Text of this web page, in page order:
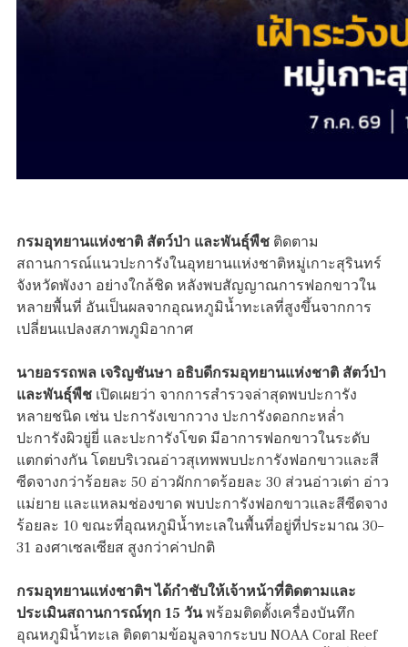
กรมอุทยานแห่งชาติ สัตว์ป่า และพันธุ์พืช ติดตาม
สถานการณ์แนวปะการังในอุทยานแห่งชาติหมู่เกาะสุรินทร์
จังหวัดพังงา อย่างใกล้ชิด หลังพบสัญญาณการฟอกขาวใน
หลายพื้นที่ อันเป็นผลจากอุณหภูมิน้ำทะเลที่สูงขึ้นจากการ
เปลี่ยนแปลงสภาพภูมิอากาศ
นายอรรถพล เจริญชันษา อธิบดีกรมอุทยานแห่งชาติ สัตว์ป่า
และพันธุ์พืช เปิดเผยว่า จากการสำรวจล่าสุดพบปะการัง
หลายชนิด เช่น ปะการังเขากวาง ปะการังดอกกะหล่ำ
ปะการังผิวยู่ยี่ และปะการังโขด มีอาการฟอกขาวในระดับ
แตกต่างกัน โดยบริเวณอ่าวสุเทพพบปะการังฟอกขาวและสี
ซีดจางกว่าร้อยละ 50 อ่าวผักกาดร้อยละ 30 ส่วนอ่าวเต่า อ่าว
แม่ยาย และแหลมช่องขาด พบปะการังฟอกขาวและสีซีดจาง
ร้อยละ 10 ขณะที่อุณหภูมิน้ำทะเลในพื้นที่อยู่ที่ประมาณ 30–
31 องศาเซลเซียส สูงกว่าค่าปกติ
กรมอุทยานแห่งชาติฯ ได้กำชับให้เจ้าหน้าที่ติดตามและ
ประเมินสถานการณ์ทุก 15 วันพร้อมติดตั้งเครื่องบันทึก
อุณหภูมิน้ำทะเล ติดตามข้อมูลจากระบบ NOAA Coral Reef